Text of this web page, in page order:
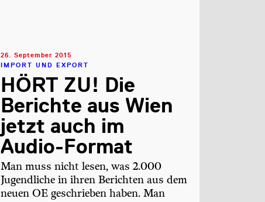
26. September 2015
IMPORT UND EXPORT
HÖRT ZU! Die
Berichte aus Wien
jetzt auch im
Audio-Format
Man muss nicht lesen, was 2.000
Jugendliche in ihren Berichten aus dem
neuen OE geschrieben haben. Man